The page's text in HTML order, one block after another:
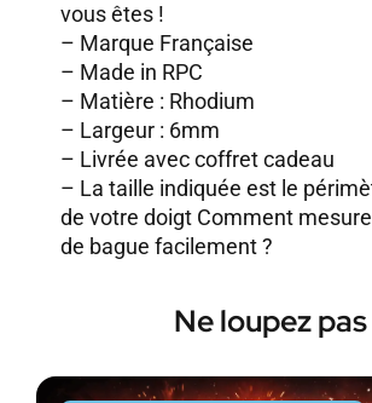
vous êtes !
– Marque Française
– Made in RPC
– Matière : Rhodium
– Largeur : 6mm
– Livrée avec coffret cadeau
– La taille indiquée est le
de votre doigt Comment
de bague facilement ?
Ne loupez pas